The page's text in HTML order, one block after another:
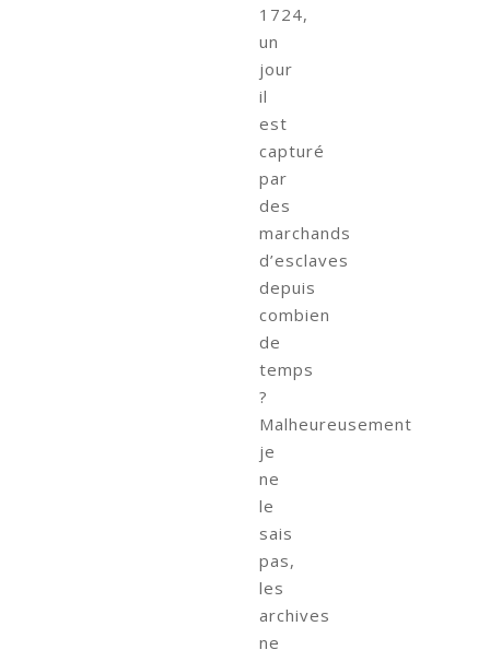
1724,
un
jour
il
est
capturé
par
des
marchands
d’esclaves
depuis
combien
de
temps
?
Malheureusement
je
ne
le
sais
pas,
les
archives
ne